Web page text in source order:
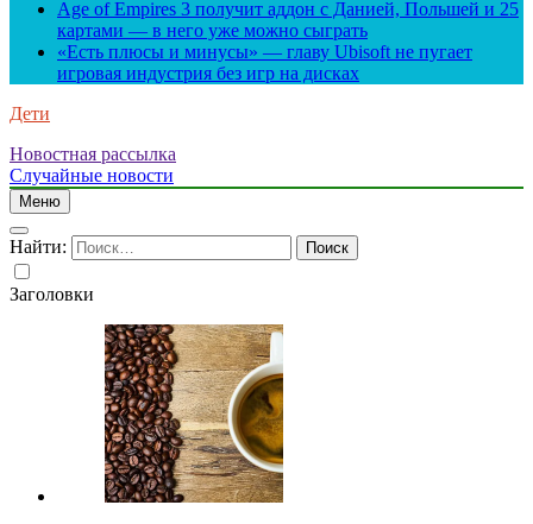
Age of Empires 3 получит аддон с Данией, Польшей и 25
картами — в него уже можно сыграть
«Есть плюсы и минусы» — главу Ubisoft не пугает
игровая индустрия без игр на дисках
Дети
Новостная рассылка
Случайные новости
Меню
Найти:
Заголовки